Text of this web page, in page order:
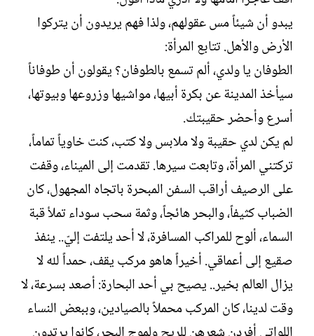
يبدو أن شيئاً مس عقولهم، ولذا فهم يريدون أن يتركوا
الأرض والأهل. تتابع المرأة:‏
الطوفان يا ولدي، ألم تسمع بالطوفان؟ يقولون أن طوفاناً
سيأخذ المدينة عن بكرة أبيها، مواشيها وزروعها وبيوتها،
أسرع وأحضر حقيبتك.‏
لم يكن لدي حقيبة ولا ملابس ولا كتب، كنت خاوياً تماماً،
تركتني المرأة، وتابعت سيرها. تقدمت إلى الميناء، وقفت
على الرصيف أراقب السفن المبحرة باتجاه المجهول، كان
الضباب كثيفاً، والبحر هائجاً، وثمة سحب سوداء تملأ قبة
السماء، ألوح للمراكب المسافرة، لا أحد يلتفت إليّ.. ينفذ
صقيع إلى أعماقي. أخيراً هاهو مركب يقف، حمداً لله لا
يزال العالم بخير.. يصيح بي أحد البحارة: أصعد بسرعة، لا
وقت لدينا، كان المركب محملاً بالصيادين، وببعض النساء